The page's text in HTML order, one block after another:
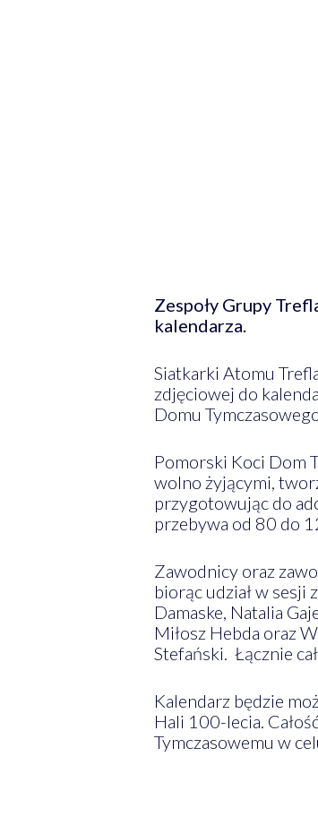
Zespoły Grupy
kalendarza.
Siatkarki Atomu
zdjęciowej do
Domu
Pomorski Koci Dom
wolno żyjącymi,
przygotowując do
przebywa od 80 do
Zawodnicy oraz
biorąc udział w
Damaske, Natalia
Miłosz Hebda oraz
Stefański. Łącznie
Kalendarz będzie
Hali 100-lecia.
Tymczasowemu w